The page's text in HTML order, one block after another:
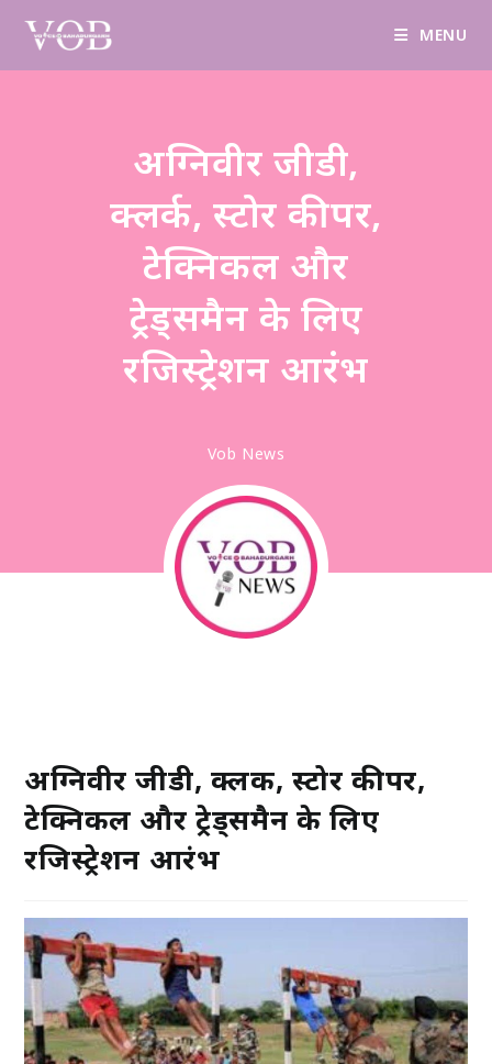
MENU
अग्निवीर जीडी,
क्लर्क, स्टोर कीपर,
टेक्निकल और
ट्रेड्समैन के लिए
रजिस्ट्रेशन आरंभ
Vob News
अग्निवीर जीडी, क्लर्क, स्टोर कीपर,
टेक्निकल और ट्रेड्समैन के लिए
रजिस्ट्रेशन आरंभ
Design & Manage By Digital Drolia Contact